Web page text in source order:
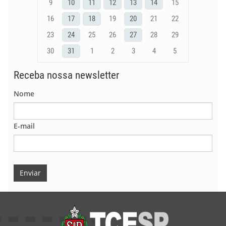
9
10 11 12 13 14
15
16
17 18 19 20 21
22
23
24 25 26 27 28
29
30
31 1 2 3 4 5
Receba nossa newsletter
Nome
E-mail
Enviar